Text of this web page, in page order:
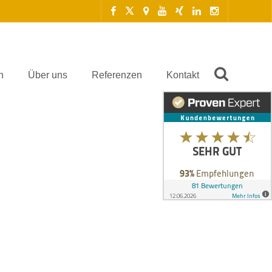
Über uns Referenzen Kontakt